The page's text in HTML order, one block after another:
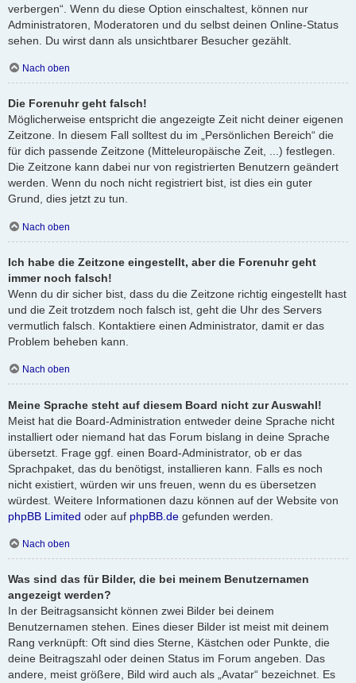
verbergen“. Wenn du diese Option einschaltest, können nur
Administratoren, Moderatoren und du selbst deinen Online-Status
sehen. Du wirst dann als unsichtbarer Besucher gezählt.
Nach oben
Die Forenuhr geht falsch!
Möglicherweise entspricht die angezeigte Zeit nicht deiner eigenen
Zeitzone. In diesem Fall solltest du im „Persönlichen Bereich“ die
für dich passende Zeitzone (Mitteleuropäische Zeit, ...) festlegen.
Die Zeitzone kann dabei nur von registrierten Benutzern geändert
werden. Wenn du noch nicht registriert bist, ist dies ein guter
Grund, dies jetzt zu tun.
Nach oben
Ich habe die Zeitzone eingestellt, aber die Forenuhr geht
immer noch falsch!
Wenn du dir sicher bist, dass du die Zeitzone richtig eingestellt hast
und die Zeit trotzdem noch falsch ist, geht die Uhr des Servers
vermutlich falsch. Kontaktiere einen Administrator, damit er das
Problem beheben kann.
Nach oben
Meine Sprache steht auf diesem Board nicht zur Auswahl!
Meist hat die Board-Administration entweder deine Sprache nicht
installiert oder niemand hat das Forum bislang in deine Sprache
übersetzt. Frage ggf. einen Board-Administrator, ob er das
Sprachpaket, das du benötigst, installieren kann. Falls es noch
nicht existiert, würden wir uns freuen, wenn du es übersetzen
würdest. Weitere Informationen dazu können auf der Website von
phpBB Limited oder auf phpBB.de gefunden werden.
Nach oben
Was sind das für Bilder, die bei meinem Benutzernamen
angezeigt werden?
In der Beitragsansicht können zwei Bilder bei deinem
Benutzernamen stehen. Eines dieser Bilder ist meist mit deinem
Rang verknüpft: Oft sind dies Sterne, Kästchen oder Punkte, die
deine Beitragszahl oder deinen Status im Forum angeben. Das
andere, meist größere, Bild wird auch als „Avatar“ bezeichnet. Es